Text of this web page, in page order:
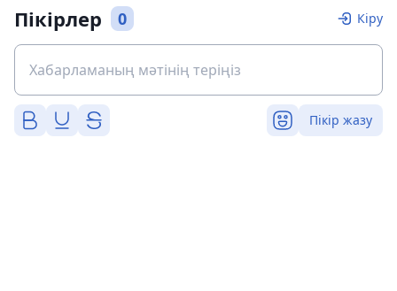
Пікірлер 0 Кіру
Пікір жазу